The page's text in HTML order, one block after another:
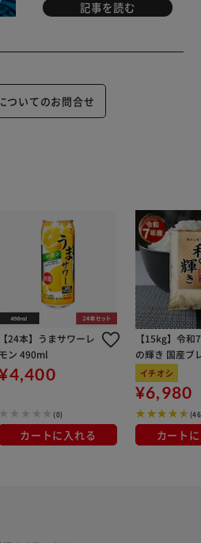
記事を読む
ついてのお問合せ
【24本】うまサワーレ
モン 490ml
(0)
カートに入れる
【15kg】令和
の輝き 国産ブ
kg×3袋
イチオシ
¥6,980
カート